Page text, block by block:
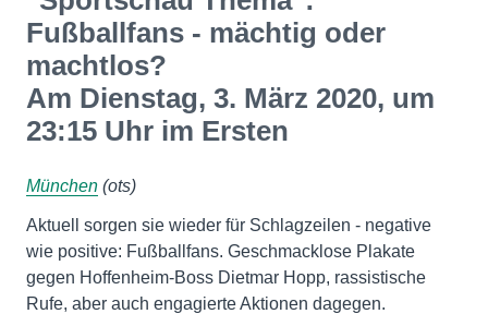
Fußballfans - mächtig oder
machtlos?
Am Dienstag, 3. März 2020, um
23:15 Uhr im Ersten
München (ots)
Aktuell sorgen sie wieder für Schlagzeilen - negative
wie positive: Fußballfans. Geschmacklose Plakate
gegen Hoffenheim-Boss Dietmar Hopp, rassistische
Rufe, aber auch engagierte Aktionen dagegen.